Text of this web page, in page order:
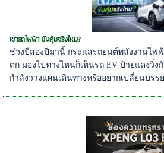
เช่ารถไฟฟ้า ขับคุ้มจริงไหม?
ช่วงปีสองปีมานี้ กระแสรถยนต์พลังงานไฟฟ้
ตก มองไปทางไหนก็เห็นรถ EV ป้ายแดงวิ่
กำลังวางแผนเดินทางหรืออยากเปลี่ยนบรร